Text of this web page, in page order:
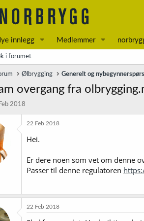
innlegg Medlemmer
i forumet
Ølbrygging Generelt og
overgang fra
2018
22 Feb 2018
Hei.
Er dere noen som vet om denne
Passer til denne regulatoren
22 Feb 2018